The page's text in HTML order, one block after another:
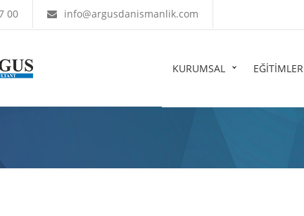
00 info@argusdanismanlik.com
KURUMSAL EĞİTİMLER